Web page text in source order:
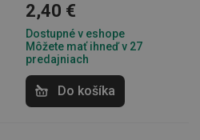
2,40 €
Dostupné v eshope
Môžete mať ihneď v 27
predajniach
Do košíka